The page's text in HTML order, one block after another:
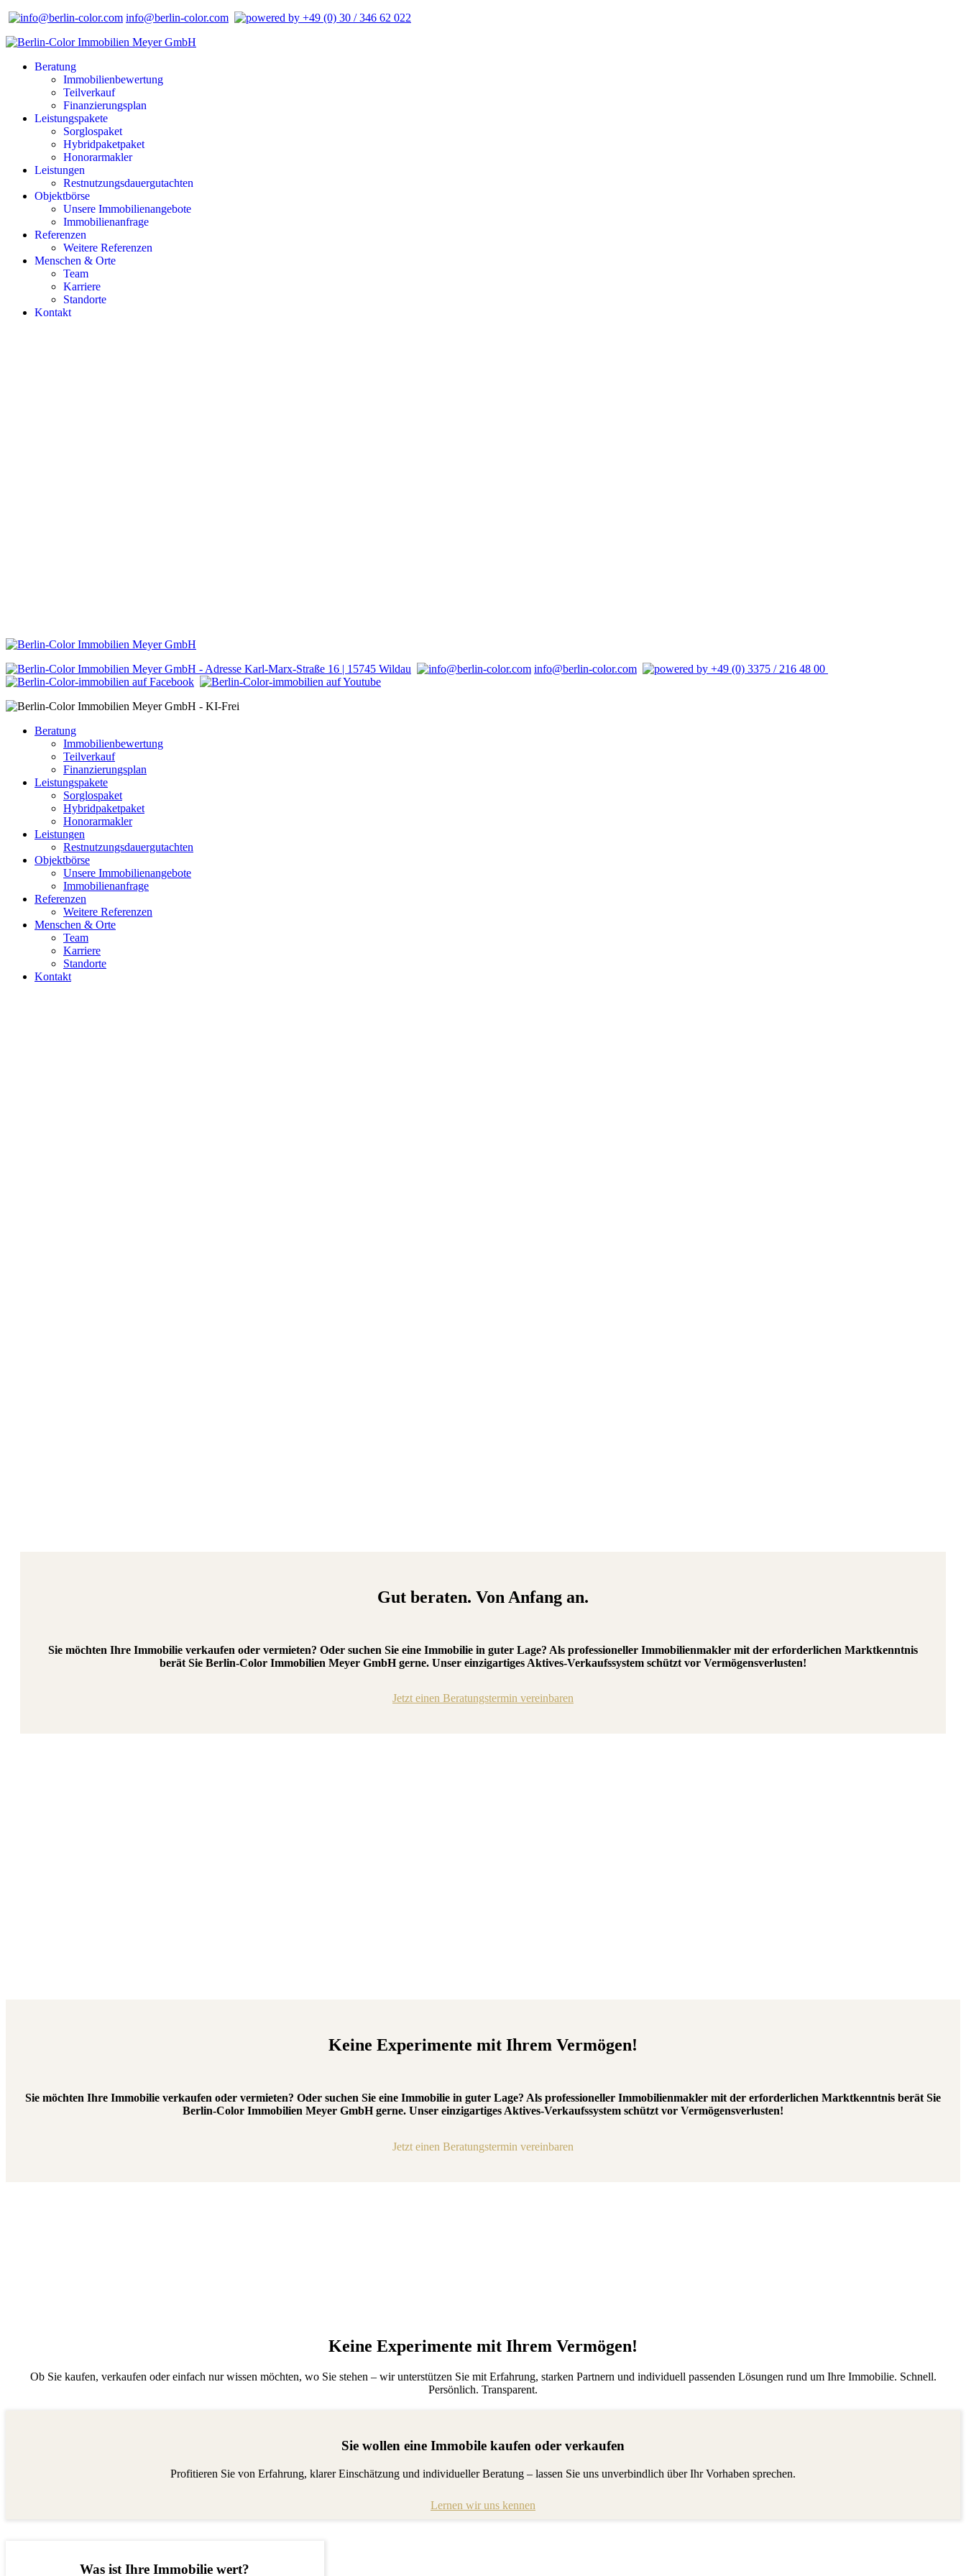
info@berlin-color.com +49 (0) 30 / 346 62 022
Beratung
Immobilienbewertung
Teilverkauf
Finanzierungsplan
Leistungspakete
Sorglospaket
Hybridpaketpaket
Honorarmakler
Leistungen
Restnutzungsdauergutachten
Objektbörse
Unsere Immobilienangebote
Immobilienanfrage
Referenzen
Weitere Referenzen
Menschen & Orte
Team
Karriere
Standorte
Kontakt
Karl-Marx-Straße 16 | 15745 Wildau info@berlin-color.com +49 (0) 3375 / 216 48 00
Beratung
Immobilienbewertung
Teilverkauf
Finanzierungsplan
Leistungspakete
Sorglospaket
Hybridpaketpaket
Honorarmakler
Leistungen
Restnutzungsdauergutachten
Objektbörse
Unsere Immobilienangebote
Immobilienanfrage
Referenzen
Weitere Referenzen
Menschen & Orte
Team
Karriere
Standorte
Kontakt
Gut beraten. Von Anfang an.
Sie möchten Ihre Immobilie verkaufen oder vermieten? Oder suchen Sie eine Immobilie in guter Lage? Als professioneller Immobilienmakler mit der erforderlichen Marktkenntnis
berät Sie Berlin-Color Immobilien Meyer GmbH gerne. Unser einzigartiges Aktives-Verkaufssystem schützt vor Vermögensverlusten!
Jetzt einen Beratungstermin vereinbaren
Keine Experimente mit Ihrem Vermögen!
Sie möchten Ihre Immobilie verkaufen oder vermieten? Oder suchen Sie eine Immobilie in guter Lage? Als professioneller Immobilienmakler mit der erforderlichen Marktkenntnis berät Sie
Berlin-Color Immobilien Meyer GmbH gerne. Unser einzigartiges Aktives-Verkaufssystem schützt vor Vermögensverlusten!
Jetzt einen Beratungstermin vereinbaren
Keine Experimente mit Ihrem Vermögen!
Ob Sie kaufen, verkaufen oder einfach nur wissen möchten, wo Sie stehen – wir unterstützen Sie mit Erfahrung, starken Partnern und individuell passenden Lösungen rund um Ihre Immobilie. Schnell.
Persönlich. Transparent.
Sie wollen eine Immobile kaufen oder verkaufen
Profitieren Sie von Erfahrung, klarer Einschätzung und individueller Beratung – lassen Sie uns unverbindlich über Ihr Vorhaben sprechen.
Lernen wir uns kennen
Was ist Ihre Immobilie wert?